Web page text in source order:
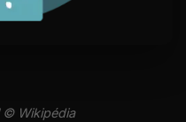
© Wikipédia